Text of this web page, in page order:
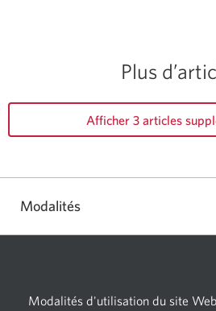
Plus
Afficher 3 articles
Modalités
Modalités d'utilisation du site